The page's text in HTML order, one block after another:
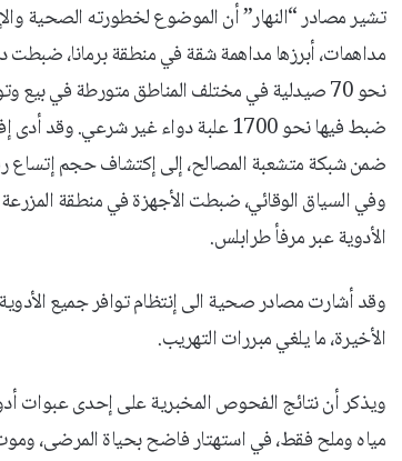
تشير مصادر “النهار” أن الموضوع لخطورته الصحية
مداهمات، أبرزها مداهمة شقة في منطقة برمانا، ضبطت
نحو 70 صيدلية في مختلف المناطق متورطة في بيع
ضبط فيها نحو 1700 علبة دواء غير
ضمن شبكة متشعبة المصالح، إلى إكتشاف حجم إتساع
وفي السياق الوقائي، ضبطت الأجهزة في منطقة
الأدوية عبر مرفأ طرابلس.
وقد أشارت مصادر صحية الى إنتظام توافر جميع
الأخيرة، ما يلغي مبررات التهريب.
ويذكر أن نتائج الفحوص المخبرية على إحدى عبوات
مياه وملح فقط، في استهتار فاضح بحياة المرضى،